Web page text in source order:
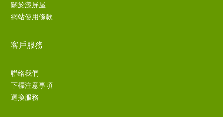
關於漾屏屋
網站使用條款
客戶服務
聯絡我們
下標注意事項
退換服務